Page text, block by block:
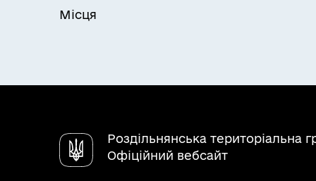
Місця
Роздільнянська територіальна
Офіційний вебсайт